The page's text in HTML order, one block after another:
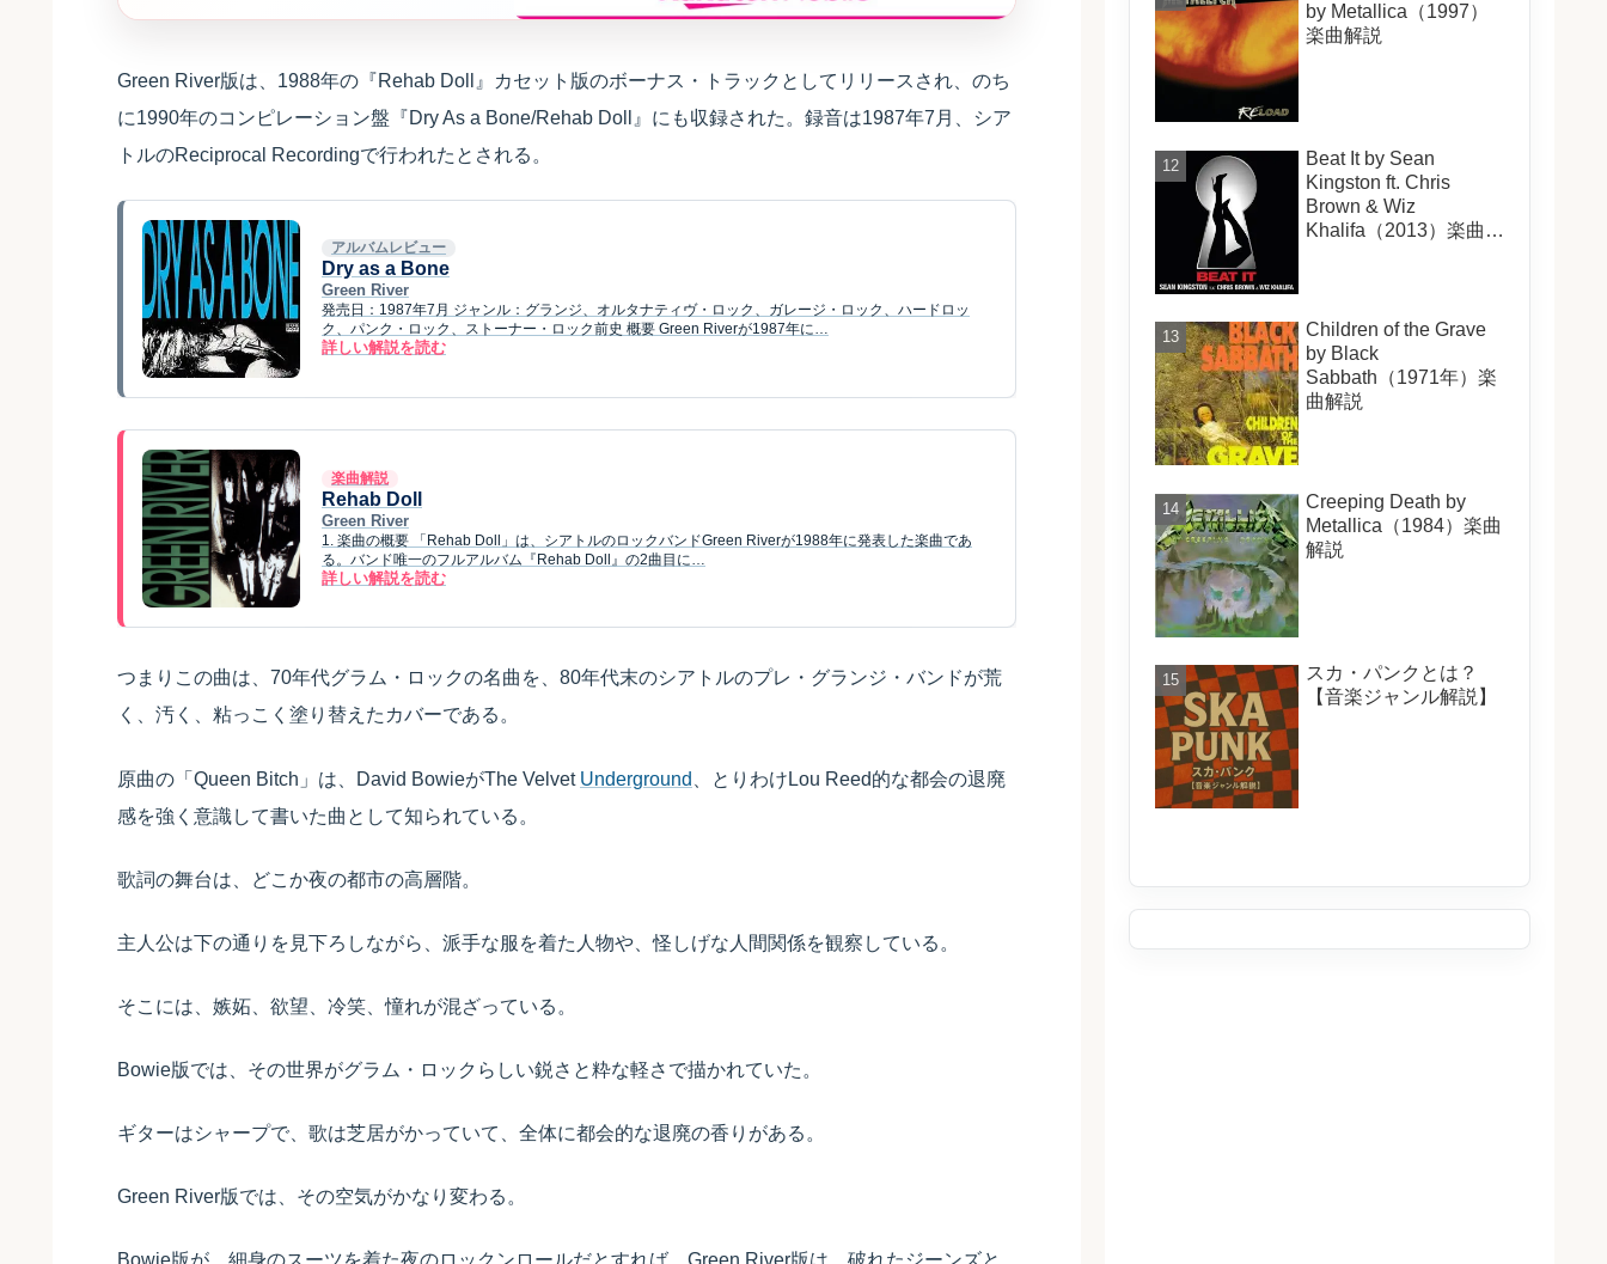
Green River版は、1988年の『Rehab Doll』カセット版のボーナス・トラックとしてリリースされ、のち
に1990年のコンピレーション盤『Dry As a Bone/Rehab Doll』にも収録された。録音は1987年7月、シア
トルのReciprocal Recordingで行われたとされる。
アルバムレビュー
Dry as a Bone
Green River
発売日：1987年7月 ジャンル：グランジ、オルタナティヴ・ロック、ガレージ・ロック、ハードロッ
ク、パンク・ロック、ストーナー・ロック前史 概要 Green Riverが1987年に…
詳しい解説を読む
楽曲解説
Rehab Doll
Green River
1. 楽曲の概要 「Rehab Doll」は、シアトルのロックバンドGreen Riverが1988年に発表した楽曲であ
る。バンド唯一のフルアルバム『Rehab Doll』の2曲目に…
詳しい解説を読む
つまりこの曲は、70年代グラム・ロックの名曲を、80年代末のシアトルのプレ・グランジ・バンドが荒
く、汚く、粘っこく塗り替えたカバーである。
原曲の「Queen Bitch」は、David BowieがThe Velvet Underground 、とりわけLou Reed的な都会の退廃
感を強く意識して書いた曲として知られている。
歌詞の舞台は、どこか夜の都市の高層階。
主人公は下の通りを見下ろしながら、派手な服を着た人物や、怪しげな人間関係を観察している。
そこには、嫉妬、欲望、冷笑、憧れが混ざっている。
Bowie版では、その世界がグラム・ロックらしい鋭さと粋な軽さで描かれていた。
ギターはシャープで、歌は芝居がかっていて、全体に都会的な退廃の香りがある。
Green River版では、その空気がかなり変わる。
Bowie版が、細身のスーツを着た夜のロックンロールだとすれば、Green River版は、破れたジーンズと
by Metallica（1997）
楽曲解説
Beat It by Sean
Kingston ft. Chris
Brown & Wiz
Khalifa（2013）楽曲解
Children of the Grave
by Black
Sabbath（1971年）楽
曲解説
Creeping Death by
Metallica（1984）楽曲
解説
スカ・パンクとは？
【音楽ジャンル解説】